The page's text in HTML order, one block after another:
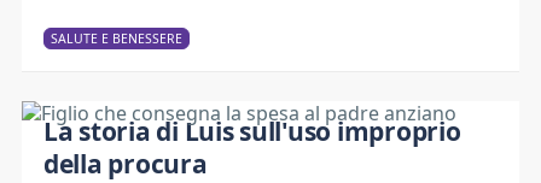
SALUTE E BENESSERE
La storia di Luis sull'uso improprio
della procura